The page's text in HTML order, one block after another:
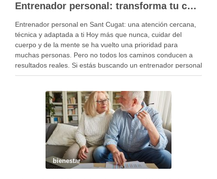
Entrenador personal: transforma tu cuerpo y tu salud con Enoc Fit
Entrenador personal en Sant Cugat: una atención cercana,
técnica y adaptada a ti Hoy más que nunca, cuidar del
cuerpo y de la mente se ha vuelto una prioridad para
muchas personas. Pero no todos los caminos conducen a
resultados reales. Si estás buscando un entrenador personal
en Sant Cugat …
bienestar